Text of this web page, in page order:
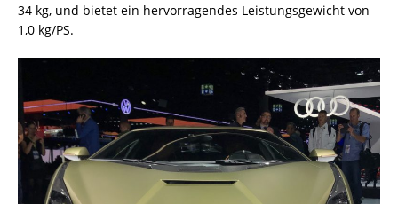
34 kg, und bietet ein hervorragendes Leistungsgewicht von
1,0 kg/PS.